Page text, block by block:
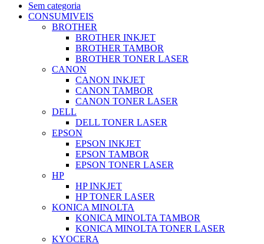
Sem categoria
CONSUMIVEIS
BROTHER
BROTHER INKJET
BROTHER TAMBOR
BROTHER TONER LASER
CANON
CANON INKJET
CANON TAMBOR
CANON TONER LASER
DELL
DELL TONER LASER
EPSON
EPSON INKJET
EPSON TAMBOR
EPSON TONER LASER
HP
HP INKJET
HP TONER LASER
KONICA MINOLTA
KONICA MINOLTA TAMBOR
KONICA MINOLTA TONER LASER
KYOCERA